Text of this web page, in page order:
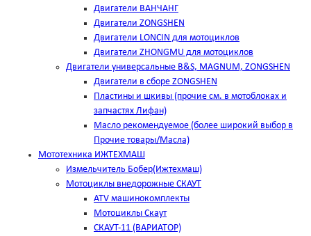
Двигатели ВАНЧАНГ
Двигатели ZONGSHEN
Двигатели LONCIN для мотоциклов
Двигатели ZHONGMU для мотоциклов
Двигатели универсальные B&S, MAGNUM, ZONGSHEN
Двигатели в сборе ZONGSHEN
Пластины и шкивы (прочие см. в мотоблоках и
запчастях Лифан)
Масло рекомендуемое (более широкий выбор в
Прочие товары/Масла)
Мототехника ИЖТЕХМАШ
Измельчитель Бобер(Ижтехмаш)
Мотоциклы внедорожные СКАУТ
ATV машинокомплекты
Мотоциклы Скаут
СКАУТ-11 (ВАРИАТОР)